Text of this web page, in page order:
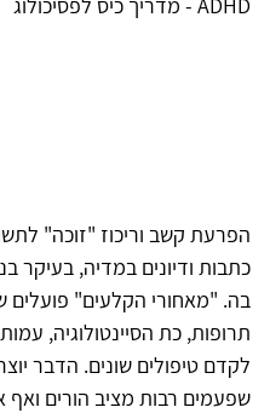
הפרעת קשב וריכוז "זוכה"
כתבות ודיונים במדיה, בעיקר
בה. "מאחורי הקלעים" פועלים
תרופות, כת הסיינטולוגיה,
לקדם טיפולים שונים. הדבר
שפעמים רבות מציב הורים